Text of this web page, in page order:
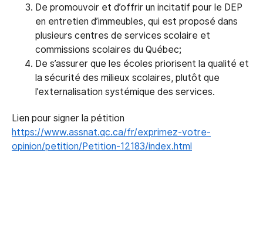
De promouvoir et d’offrir un incitatif pour le DEP
en entretien d’immeubles, qui est proposé dans
plusieurs centres de services scolaire et
commissions scolaires du Québec;
De s’assurer que les écoles priorisent la qualité et
la sécurité des milieux scolaires, plutôt que
l’externalisation systémique des services.
Lien pour signer la pétition
https://www.assnat.qc.ca/fr/exprimez-votre-
opinion/petition/Petition-12183/index.html